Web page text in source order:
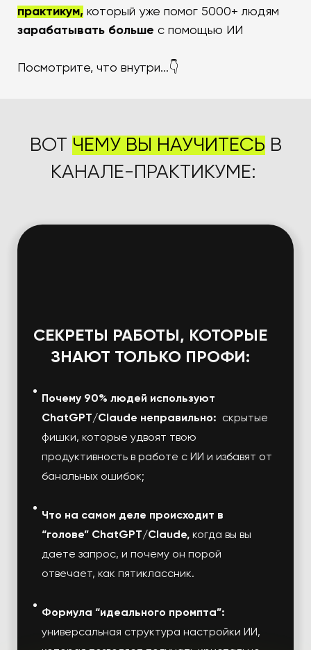
практикум, который уже помог 5000+ людям
зарабатывать больше с помощью ИИ
Посмотрите, что внутри...👇
ВОТ ЧЕМУ ВЫ НАУЧИТЕСЬ В
КАНАЛЕ-ПРАКТИКУМЕ:
СЕКРЕТЫ РАБОТЫ, КОТОРЫЕ
ЗНАЮТ ТОЛЬКО ПРОФИ:
Почему 90% людей используют
ChatGPT/Claude неправильно:
скрытые
фишки, которые удвоят твою
продуктивность в работе с ИИ и избавят от
банальных ошибок;
Что на самом деле происходит в
“голове” ChatGPT/Claude, когда вы вы
даете запрос, и почему он порой
отвечает, как пятиклассник.
Формула “идеального промпта”:
универсальная cтруктура настройки ИИ,